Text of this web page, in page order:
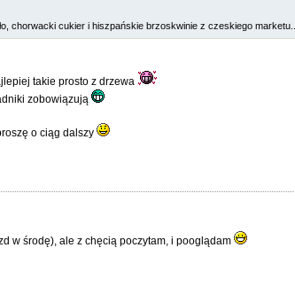
chorwacki cukier i hiszpańskie brzoskwinie z czeskiego marketu...
takie prosto z drzewa
zobowiązują
o ciąg dalszy
w środę), ale z chęcią poczytam, i pooglądam